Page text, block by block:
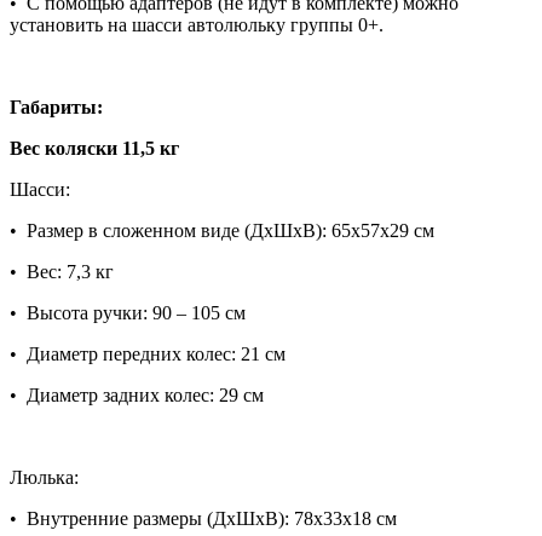
установить на шасси автолюльку группы 0+.
Габариты:
Вес коляски 11,5 кг
Шасси:
• Размер в сложенном виде (ДхШхВ): 65x57x29 см
• Вес: 7,3 кг
• Высота ручки: 90 – 105 см
• Диаметр передних колес: 21 см
• Диаметр задних колес: 29 см
Люлька:
• Внутренние размеры (ДхШхВ): 78х33х18 см